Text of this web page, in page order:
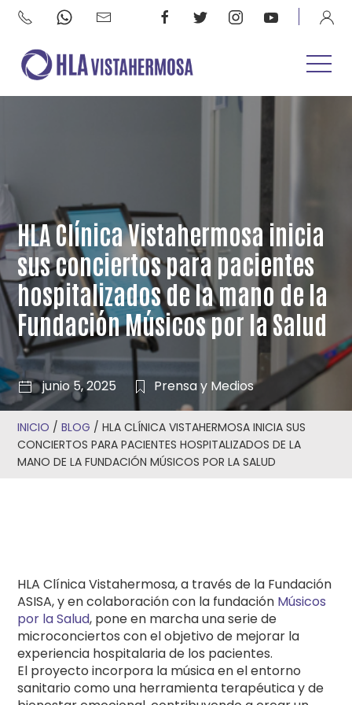
HLA Clínica Vistahermosa inicia
sus conciertos para pacientes
hospitalizados de la mano de la
Fundación Músicos por la Salud
junio 5, 2025 Prensa y Medios
INICIO /BLOG /HLA CLÍNICA VISTAHERMOSA INICIA SUS
CONCIERTOS PARA PACIENTES HOSPITALIZADOS DE LA
MANO DE LA FUNDACIÓN MÚSICOS POR LA SALUD
HLA Clínica Vistahermosa, a través de la Fundación
ASISA, y en colaboración con la fundación Músicos
por la Salud, pone en marcha una serie de
microconciertos con el objetivo de mejorar la
experiencia hospitalaria de los pacientes.
El proyecto incorpora la música en el entorno
sanitario como una herramienta terapéutica y de